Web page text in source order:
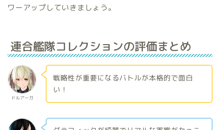
ワーアップしていきましょう。
連合艦隊コレクションの評価まとめ
ドルアーガ
戦略性が重要になるバトルが本格的で面白
い！